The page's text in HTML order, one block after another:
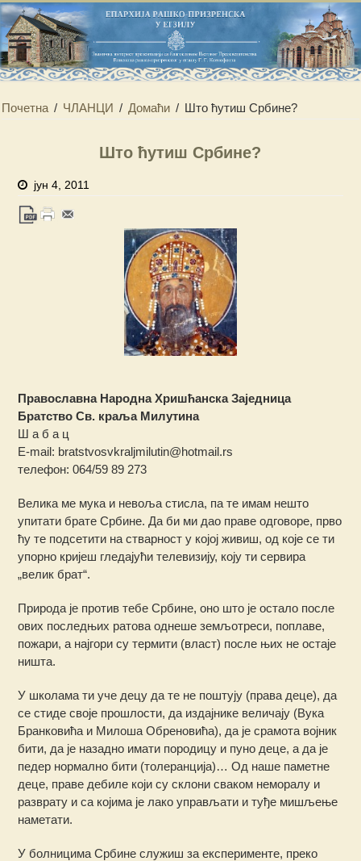
Почетна / ЧЛАНЦИ / Домаћи / Што ћутиш Србине?
Што ћутиш Србине?
јун 4, 2011
Православна Народна Хришћанска Заједница
Братство Св. краља Милутина
Ш а б а ц
Е-mail: bratstvosvkraljmilutin@hotmail.rs
телефон: 064/59 89 273
Велика ме мука и невоља стисла, па те имам нешто
упитати брате Србине. Да би ми дао праве одговоре, прво
ћу те подсетити на стварност у којој живиш, од које се ти
упорно кријеш гледајући телевизију, коју ти сервира
„велик брат“.
Природа је против тебе Србине, оно што је остало после
ових последњих ратова однеше земљотреси, поплаве,
пожари, а најгори су термити (власт) после њих не остаје
ништа.
У школама ти уче децу да те не поштују (права деце), да
се стиде своје прошлости, да издајнике величају (Вука
Бранковића и Милоша Обреновића), да је срамота војник
бити, да је назадно имати породицу и пуно деце, а да је
педер нормално бити (толеранција)… Од наше паметне
деце, праве дебиле који су склони сваком неморалу и
разврату и са којима је лако управљати и туђе мишљење
наметати.
У болницима Србине служиш за експерименте, преко